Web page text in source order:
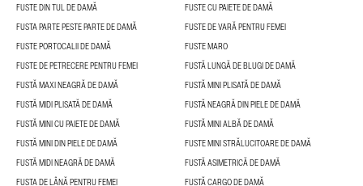
FUSTE DIN TUL DE DAMĂ
FUSTE CU PAIETE DE DAMĂ
FUSTA PARTE PESTE PARTE DE DAMĂ
FUSTE DE VARĂ PENTRU FEMEI
FUSTE PORTOCALII DE DAMĂ
FUSTE MARO
FUSTE DE PETRECERE PENTRU FEMEI
FUSTĂ LUNGĂ DE BLUGI DE DAMĂ
FUSTĂ MAXI NEAGRĂ DE DAMĂ
FUSTĂ MINI PLISATĂ DE DAMĂ
FUSTĂ MIDI PLISATĂ DE DAMĂ
FUSTĂ NEAGRĂ DIN PIELE DE DAMĂ
FUSTĂ MINI CU PAIETE DE DAMĂ
FUSTĂ MINI ALBĂ DE DAMĂ
FUSTĂ MINI DIN PIELE DE DAMĂ
FUSTE MINI STRĂLUCITOARE DE DAMĂ
FUSTĂ MIDI NEAGRĂ DE DAMĂ
FUSTĂ ASIMETRICĂ DE DAMĂ
FUSTA DE LÂNĂ PENTRU FEMEI
FUSTĂ CARGO DE DAMĂ